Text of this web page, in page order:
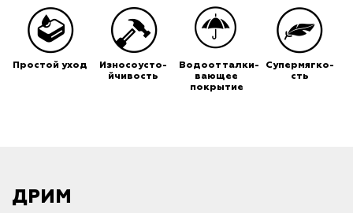
Простой уход
Износоусто-
йчивость
Водоотталки-
вающее
покрытие
Супермягко-
сть
ДРИМ